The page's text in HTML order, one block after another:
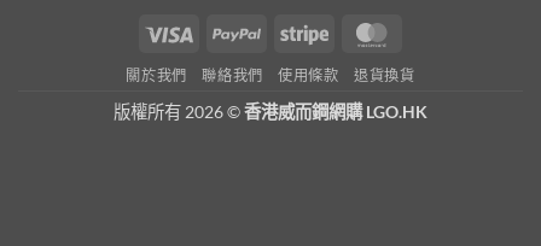
Visa PayPal Stripe
關於我們 聯絡我們 使用條款 退貨換貨
版權所有 2026 ©香港威而鋼網購 LGO.HK